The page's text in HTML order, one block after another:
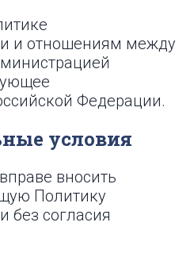
и отношениям между
Федерации.
условия
вносить
Политику
без согласия